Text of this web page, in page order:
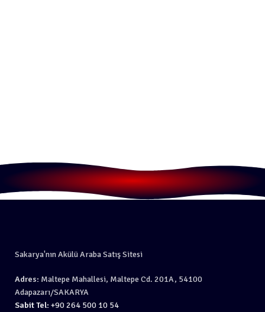
Sakarya'nın Akülü Araba Satış Sitesi
Adres: Maltepe Mahallesi, Maltepe Cd. 201A, 54100
Adapazarı/SAKARYA
Sabit Tel: +90 264 500 10 54